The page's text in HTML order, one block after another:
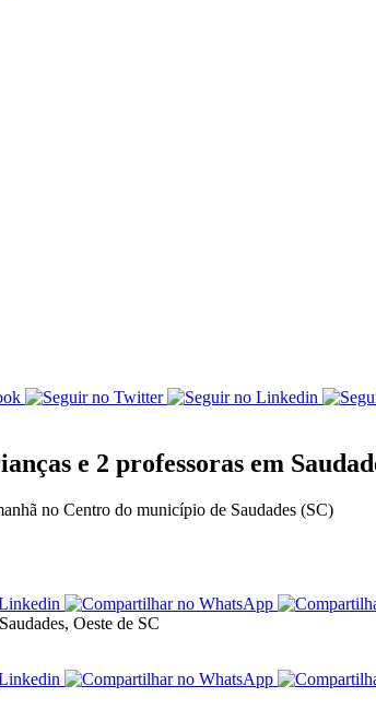
e 2 professoras em
no Centro do município de Saudades (SC)